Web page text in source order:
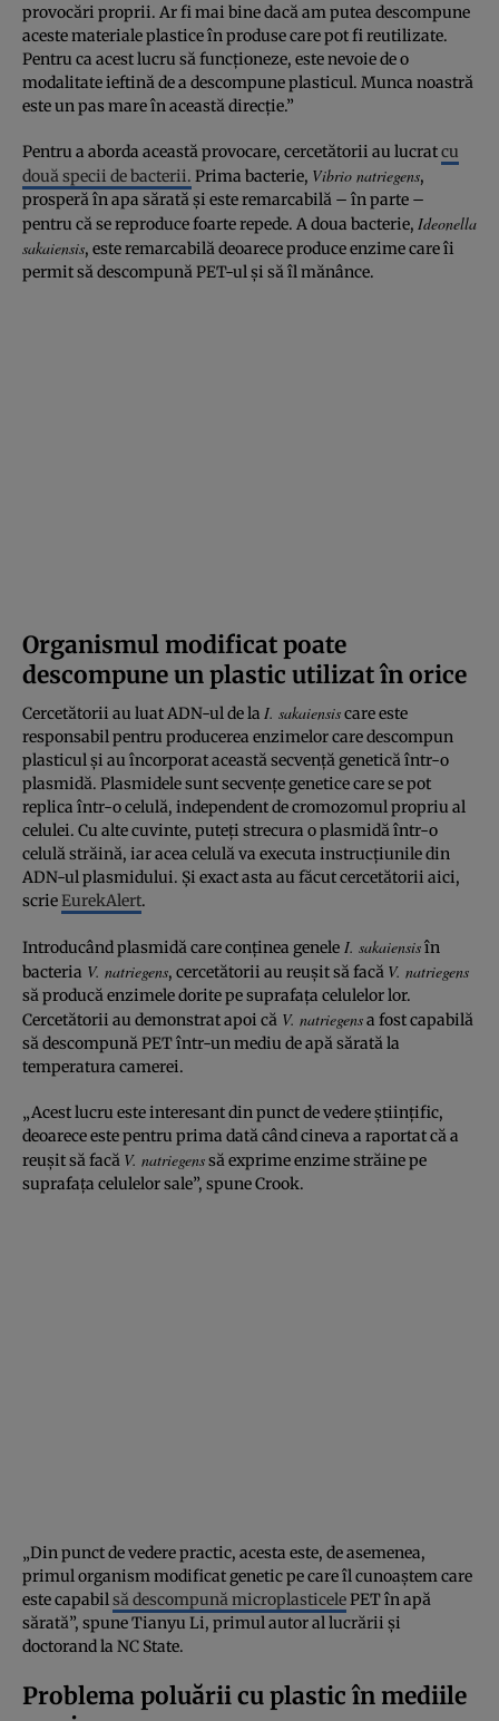
provocări proprii. Ar fi mai bine dacă am putea descompune
aceste materiale plastice în produse care pot fi reutilizate.
Pentru ca acest lucru să funcționeze, este nevoie de o
modalitate ieftină de a descompune plasticul. Munca noastră
este un pas mare în această direcție.”
Pentru a aborda această provocare, cercetătorii au lucratcu
două specii de bacterii. Prima bacterie, Vibrio natriegens,
prosperă în apa sărată și este remarcabilă – în parte –
pentru că se reproduce foarte repede. A doua bacterie, Ideonella
sakaiensis, este remarcabilă deoarece produce enzime care îi
permit să descompună PET-ul și să îl mănânce.
Organismul modificat poate
descompune un plastic utilizat în orice
Cercetătorii au luat ADN-ul de la I. sakaiensiscare este
responsabil pentru producerea enzimelor care descompun
plasticul și au încorporat această secvență genetică într-o
plasmidă. Plasmidele sunt secvențe genetice care se pot
replica într-o celulă, independent de cromozomul propriu al
celulei. Cu alte cuvinte, puteți strecura o plasmidă într-o
celulă străină, iar acea celulă va executa instrucțiunile din
ADN-ul plasmidului. Și exact asta au făcut cercetătorii aici,
scrieEurekAlert.
Introducând plasmidă care conținea genele I. sakaiensisîn
bacteria V. natriegens, cercetătorii au reușit să facă V. natriegens
să producă enzimele dorite pe suprafața celulelor lor.
Cercetătorii au demonstrat apoi că V. natriegensa fost capabilă
să descompună PET într-un mediu de apă sărată la
temperatura camerei.
„Acest lucru este interesant din punct de vedere științific,
deoarece este pentru prima dată când cineva a raportat că a
reușit să facă V. natriegenssă exprime enzime străine pe
suprafața celulelor sale”, spune Crook.
„Din punct de vedere practic, acesta este, de asemenea,
primul organism modificat genetic pe care îl cunoaștem care
este capabilsă descompună microplasticelePET în apă
sărată”, spune Tianyu Li, primul autor al lucrării și
doctorand la NC State.
Problema poluării cu plastic în mediile